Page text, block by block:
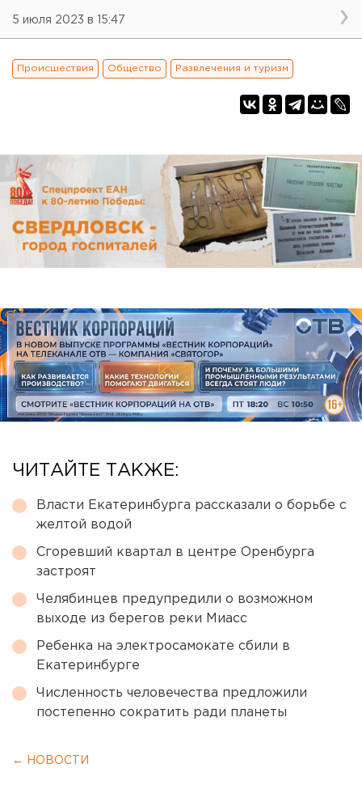
5 июля 2023 в 15:47
Происшествия Общество Развлечения и туризм
ЧИТАЙТЕ ТАКЖЕ:
Власти Екатеринбурга рассказали о борьбе с
желтой водой
Сгоревший квартал в центре Оренбурга
застроят
Челябинцев предупредили о возможном
выходе из берегов реки Миасс
Ребенка на электросамокате сбили в
Екатеринбурге
Численность человечества предложили
постепенно сократить ради планеты
← НОВОСТИ